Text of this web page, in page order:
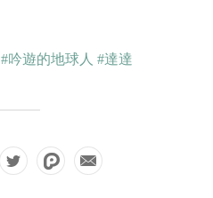
#吟遊的地球人 #達達